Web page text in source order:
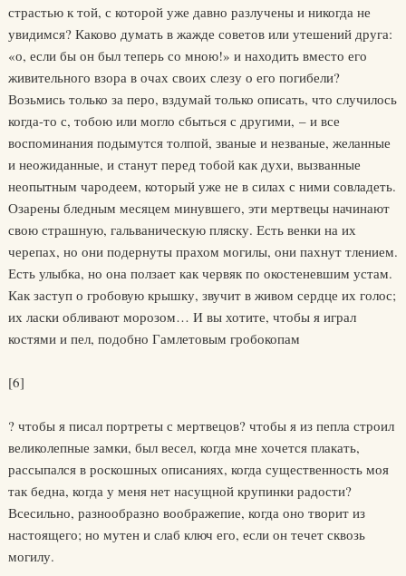
страстью к той, с которой уже давно разлучены и никогда не
увидимся? Каково думать в жажде советов или утешений друга:
«о, если бы он был теперь со мною!» и находить вместо его
живительного взора в очах своих слезу о его погибели?
Возьмись только за перо, вздумай только описать, что случилось
когда-то с, тобою или могло сбыться с другими, – и все
воспоминания подымутся толпой, званые и незваные, желанные
и неожиданные, и станут перед тобой как духи, вызванные
неопытным чародеем, который уже не в силах с ними совладеть.
Озарены бледным месяцем минувшего, эти мертвецы начинают
свою страшную, гальваническую пляску. Есть венки на их
черепах, но они подернуты прахом могилы, они пахнут тлением.
Есть улыбка, но она ползает как червяк по окостеневшим устам.
Как заступ о гробовую крышку, звучит в живом сердце их голос;
их ласки обливают морозом… И вы хотите, чтобы я играл
костями и пел, подобно Гамлетовым гробокопам
[6]
? чтобы я писал портреты с мертвецов? чтобы я из пепла строил
великолепные замки, был весел, когда мне хочется плакать,
рассыпался в роскошных описаниях, когда существенность моя
так бедна, когда у меня нет насущной крупинки радости?
Всесильно, разнообразно воображепие, когда оно творит из
настоящего; но мутен и слаб ключ его, если он течет сквозь
могилу.